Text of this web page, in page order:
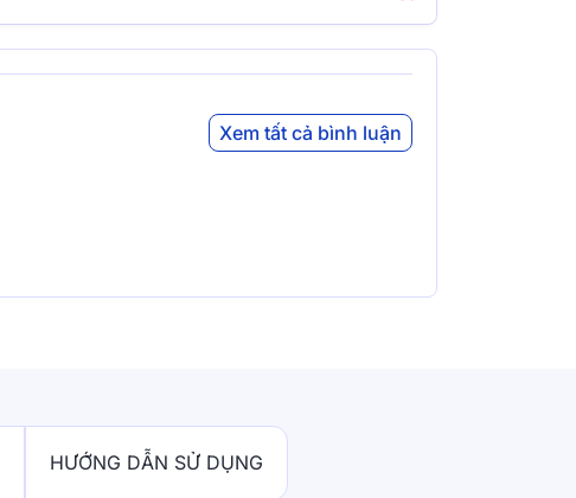
Xem tất cả bình luận
HƯỚNG DẪN SỬ DỤNG